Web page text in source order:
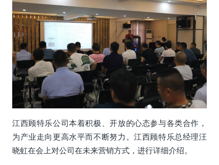
江西顾特乐公司本着积极、开放的心态参与各类合作，
为产业走向更高水平而不断努力。江西顾特乐总经理汪
晓虹在会上对公司在未来营销方式，进行详细介绍。